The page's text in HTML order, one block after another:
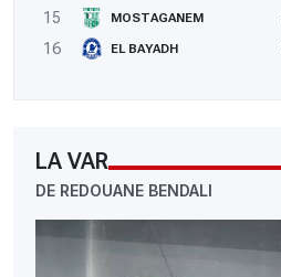
15
MOSTAGANEM
16
EL BAYADH
LA VAR
DE REDOUANE BENDALI